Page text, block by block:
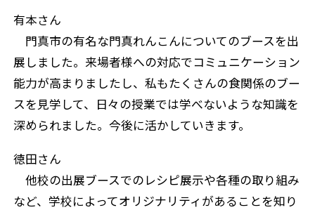
有本さん
門真市の有名な門真れんこんについてのブースを出
展しました。来場者様への対応でコミュニケーション
能力が高まりましたし、私もたくさんの食関係のブー
スを見学して、日々の授業では学べないような知識を
深められました。今後に活かしていきます。
徳田さん
他校の出展ブースでのレシピ展示や各種の取り組み
など、学校によってオリジナリティがあることを知り